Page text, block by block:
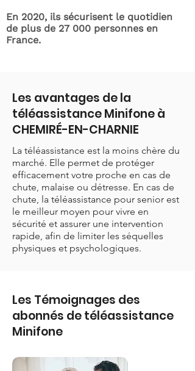
En 2020, ils sécurisent le quotidien
de plus de 27 000 personnes en
France.
Les avantages de la
téléassistance Minifone à
CHEMIRÉ-EN-CHARNIE
La téléassistance est la moins chère du
marché. Elle permet de protéger
efficacement votre proche en cas de
chute, malaise ou détresse. En cas de
chute, la téléassistance pour senior est
le meilleur moyen pour vivre en
sécurité et assurer une intervention
rapide, afin de limiter les séquelles
physiques et psychologiques.
Les Témoignages des
abonnés de téléassistance
Minifone